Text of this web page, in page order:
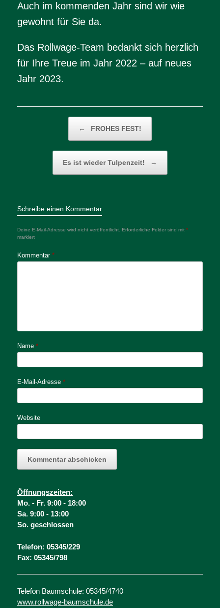
Auch im kommenden Jahr sind wir wie
gewohnt für Sie da.
Das Rollwage-Team bedankt sich herzlich
für Ihre Treue im Jahr 2022 – auf neues
Jahr 2023.
← FROHES FEST!
Es ist wieder Tulpenzeit! →
Schreibe einen Kommentar
Deine E-Mail-Adresse wird nicht veröffentlicht. Erforderliche Felder sind mit *
markiert
Kommentar *
Name *
E-Mail-Adresse *
Website
Öffnungszeiten:
Mo. - Fr. 9:00 - 18:00
Sa. 9:00 - 13:00
So. geschlossen
Telefon: 05345/229
Fax: 05345/798
Telefon Baumschule: 05345/4740
www.rollwage-baumschule.de